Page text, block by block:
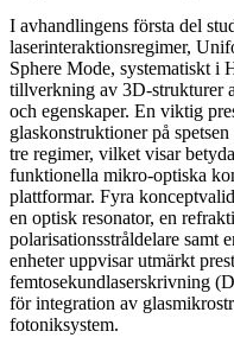
I avhandlingens första del
laserinteraktionsregimer,
Sphere Mode, systematiskt i
tillverkning av 3D-strukturer
och egenskaper. En viktig
glaskonstruktioner på
tre regimer, vilket visar
funktionella mikro-optiska
plattformar. Fyra
en optisk resonator, en
polarisationsstråldelare samt
enheter uppvisar utmärkt
femtosekundlaserskrivning
för integration av
fotoniksystem.